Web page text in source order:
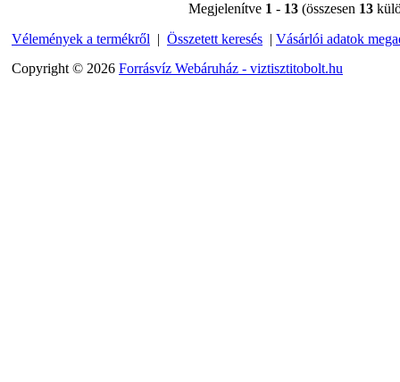
270,-Ft
---------
Megjelenítve 1 - 13 (összesen 13
Vélemények a termékről | Összetett keresés | Vásárlói adatok
Copyright © 2026 Forrásvíz Webáruház - viztisztitobolt.hu